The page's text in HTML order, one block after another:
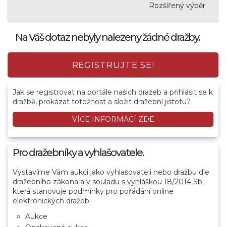
Rozšířený výběr
Na Váš dotaz nebyly nalezeny žádné dražby.
REGISTRUJTE SE!
Jak se registrovat na portále našich dražeb a přihlásit se k
dražbě, prokázat totožnost a složit dražební jistotu?.
VÍCE INFORMACÍ ZDE
Pro dražebníky a vyhlašovatele.
Vystavíme Vám aukci jako vyhlašovateli nebo dražbu dle
dražebního zákona a v souladu s vyhláškou 18/2014 Sb.
která stanovuje podmínky pro pořádání online
elektronických dražeb.
Aukce